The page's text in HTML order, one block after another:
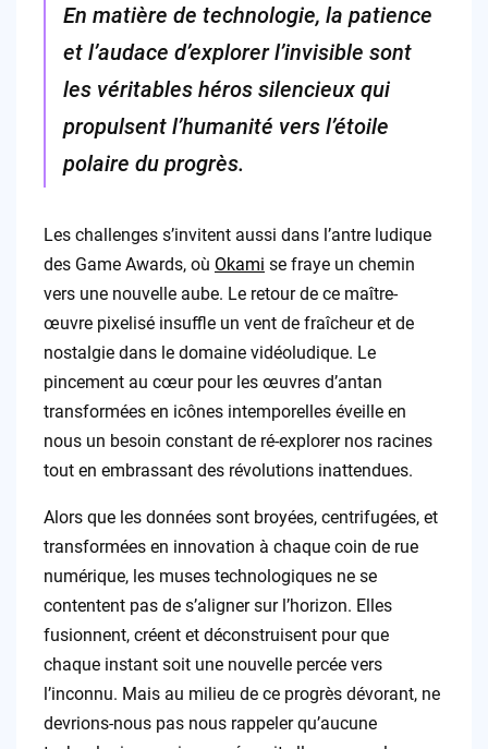
En matière de technologie, la patience
et l’audace d’explorer l’invisible sont
les véritables héros silencieux qui
propulsent l’humanité vers l’étoile
polaire du progrès.
Les challenges s’invitent aussi dans l’antre ludique
des Game Awards, où Okami se fraye un chemin
vers une nouvelle aube. Le retour de ce maître-
œuvre pixelisé insuffle un vent de fraîcheur et de
nostalgie dans le domaine vidéoludique. Le
pincement au cœur pour les œuvres d’antan
transformées en icônes intemporelles éveille en
nous un besoin constant de ré-explorer nos racines
tout en embrassant des révolutions inattendues.
Alors que les données sont broyées, centrifugées, et
transformées en innovation à chaque coin de rue
numérique, les muses technologiques ne se
contentent pas de s’aligner sur l’horizon. Elles
fusionnent, créent et déconstruisent pour que
chaque instant soit une nouvelle percée vers
l’inconnu. Mais au milieu de ce progrès dévorant, ne
devrions-nous pas nous rappeler qu’aucune